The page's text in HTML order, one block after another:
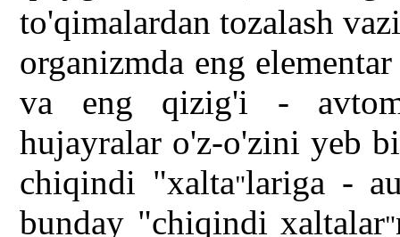
to'qimalardan tozalash
organizmda eng
va eng qizig'i -
hujayralar o'z-o'zini yeb
chiqindi "xalta"lariga -
bunday "chiqindi xaltalar"